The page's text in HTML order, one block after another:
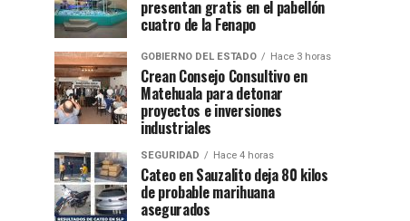
presentan gratis en el pabellón
cuatro de la Fenapo
GOBIERNO DEL ESTADO Hace 3 horas
Crean Consejo Consultivo en
Matehuala para detonar
proyectos e inversiones
industriales
SEGURIDAD Hace 4 horas
Cateo en Sauzalito deja 80 kilos
de probable marihuana
asegurados